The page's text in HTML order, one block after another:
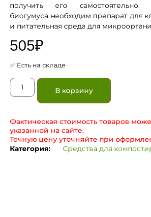
получить его самостоятельно.
биогумуса необходим препарат для
и питательная среда для
505₽
✅ Есть на складе
В корзину
Фактическая стоимость товаров
указанной на сайте.
Точную цену уточняйте при
Категория:
Средства для